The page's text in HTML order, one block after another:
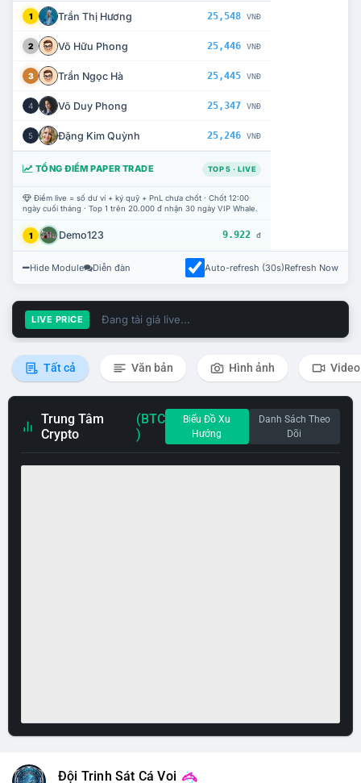
1 Trần Thị Hương 25,548 VNĐ
2 Võ Hữu Phong 25,446 VNĐ
3 Trần Ngọc Hà 25,445 VNĐ
4 Võ Duy Phong 25,347 VNĐ
5 Đặng Kim Quỳnh 25,246 VNĐ
TỔNG ĐIỂM PAPER TRADE TOP 5 · LIVE
Điểm live = số dư ví + ký quỹ + PnL chưa chốt · Chốt 12:00
ngày cuối tháng · Top 1 trên 20.000 đ nhận 30 ngày VIP Whale.
1 Demo123 9.922 đ
Hide Module Diễn đàn Auto-refresh (30s)Refresh Now
LIVE PRICE Đang tải giá live...
Tất cả Văn bản Hình ảnh Video
Trung Tâm
Crypto
(BTC
)
Biểu Đồ Xu
Hướng
Danh Sách Theo
Dõi
Đội Trinh Sát Cá Voi